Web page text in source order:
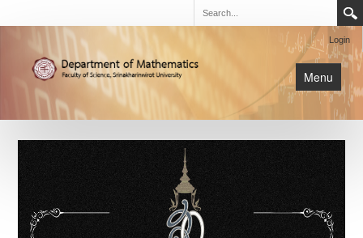
Login
Menu
หน้าหลัก
การเรียนการสอน